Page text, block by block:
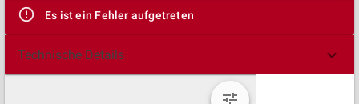
Es ist ein Fehler aufgetreten
Technische Details